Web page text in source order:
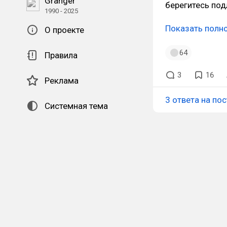
1990 - 2025
О проекте
Правила
Реклама
Системная тема
берегитесь
Показать
64
3 16
3 ответа на